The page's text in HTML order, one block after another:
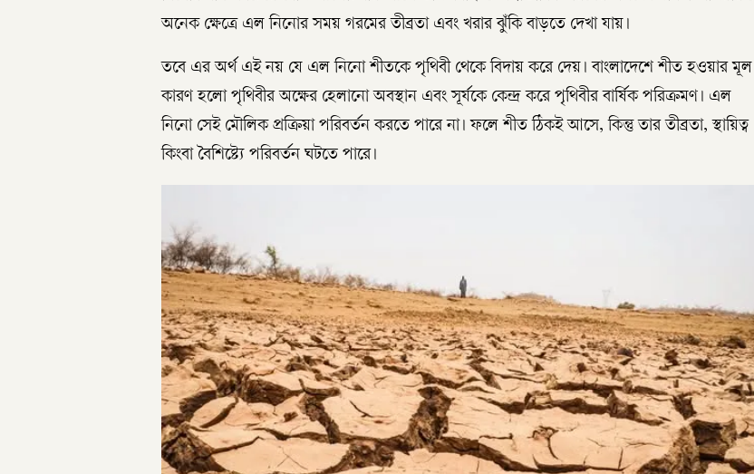
অনেক ক্ষেত্রে এল নিনোর সময় গরমের তীব্রতা এবং খরার ঝুঁকি বাড়তে দেখা যায়।
তবে এর অর্থ এই নয় যে এল নিনো শীতকে পৃথিবী থেকে বিদায় করে দেয়। বাংলাদেশে শীত হওয়ার মূল
কারণ হলো পৃথিবীর অক্ষের হেলানো অবস্থান এবং সূর্যকে কেন্দ্র করে পৃথিবীর বার্ষিক পরিক্রমণ। এল
নিনো সেই মৌলিক প্রক্রিয়া পরিবর্তন করতে পারে না। ফলে শীত ঠিকই আসে, কিন্তু তার তীব্রতা, স্থায়িত্ব
কিংবা বৈশিষ্ট্যে পরিবর্তন ঘটতে পারে।